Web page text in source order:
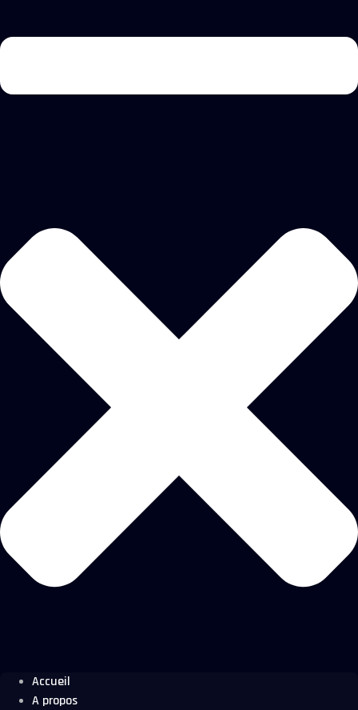
Accueil
A propos